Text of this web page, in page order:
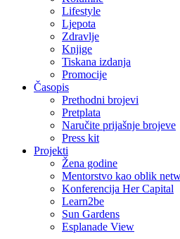
Lifestyle
Ljepota
Zdravlje
Knjige
Tiskana izdanja
Promocije
Časopis
Prethodni brojevi
Pretplata
Naručite prijašnje brojeve
Press kit
Projekti
Žena godine
Mentorstvo kao oblik
Konferencija Her Capital
Learn2be
Sun Gardens
Esplanade View